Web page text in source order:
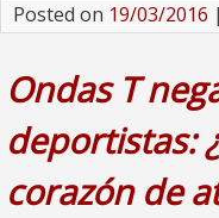
Posted on 19/03/2016
Ondas T
deportistas:
corazón de